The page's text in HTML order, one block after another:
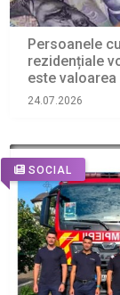
Persoanele
rezidențiale
este
24.07.2026
SOCIAL